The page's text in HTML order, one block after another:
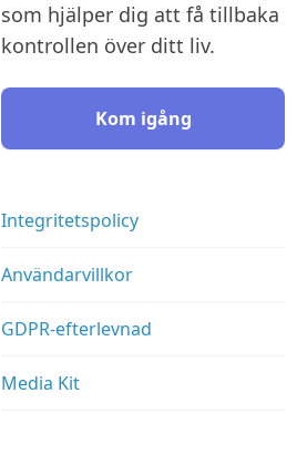
som hjälper dig att få tillbaka
kontrollen över ditt liv.
Kom igång
Integritetspolicy
Användarvillkor
GDPR-efterlevnad
Media Kit